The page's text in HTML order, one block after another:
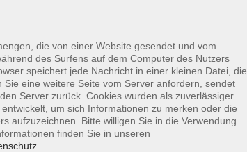
B2/C1 – Konversation
C1 – Konversation
vom Kurs 71040a
die von einer Website gesendet und vom
des Surfens auf dem Computer des Nutzers
speichert jede Nachricht in einer kleinen Datei, die
Sie eine weitere Seite vom Server anfordern, sendet
Server zurück. Cookies wurden als zuverlässiger
um sich Informationen zu merken oder die
aufzuzeichnen. Bitte willigen Sie in die Verwendung
finden Sie in unseren